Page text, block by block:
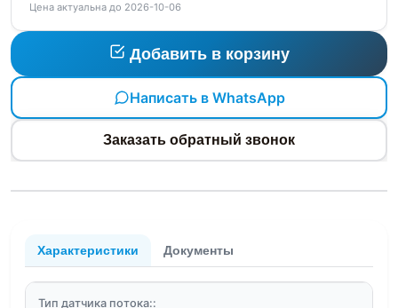
Цена актуальна до 2026-10-06
Добавить в корзину
Написать в WhatsApp
Заказать обратный звонок
Характеристики Документы
Тип датчика потока::